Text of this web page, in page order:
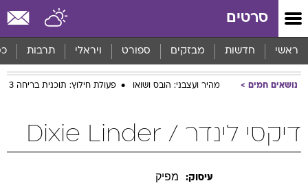
סרטים
ראשי חדשות מבזקים ספורט ויראלי תרבות
נושאים חמים מהיר ועצבני: הובס ושואו פעולת חילוץ: תוכנית בריחה 3
דיקסי לינדר / Dixie Linder
עיסוק: מפיק